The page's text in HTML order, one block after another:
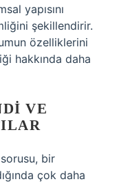
yapısını
şekillendirir.
özelliklerini
hakkında daha
VE
bir
çok daha